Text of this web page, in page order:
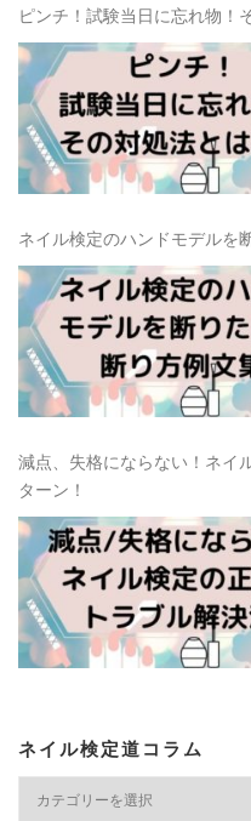
ピンチ！試験当日に忘れ物！
ネイル検定のハンドモデルを
減点、失格にならない！ネイ
ターン！
ネイル検定道コラム